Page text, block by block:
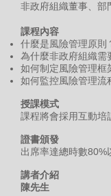
非政府組織董事、部
課程內容
什麼是風險管理原則
為什麼非政府組織需
如何制定風險管理框
如何監控風險管理流
授課模式
課程將會採用互動培
證書頒發
出席率達總時數80%
講者介紹
陳先生